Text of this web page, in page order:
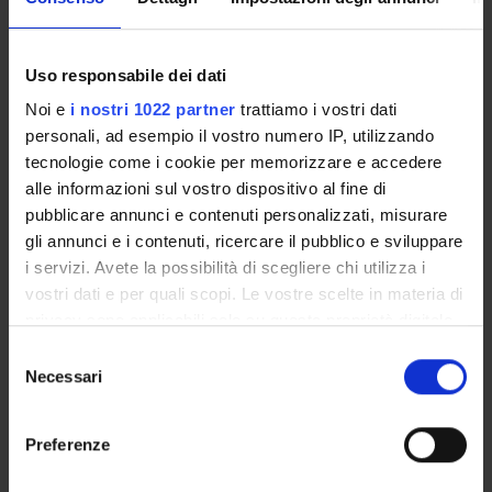
Uso responsabile dei dati
Noi e i nostri 1022 partner trattiamo i vostri dati
personali, ad esempio il vostro numero IP, utilizzando
tecnologie come i cookie per memorizzare e accedere
alle informazioni sul vostro dispositivo al fine di
pubblicare annunci e contenuti personalizzati, misurare
gli annunci e i contenuti, ricercare il pubblico e sviluppare
i servizi. Avete la possibilità di scegliere chi utilizza i
vostri dati e per quali scopi. Le vostre scelte in materia di
modificare o revocare il proprio consenso in qualsiasi
momento dalla Dichiarazione sui cookie o facendo clic
delNecessari
Preferenze
Courses
Academic Calendar
Lesson timetable
Exam calendar
Notices
Thesis and internship proposals
Governing bodies
Faculty staff
STUDYING